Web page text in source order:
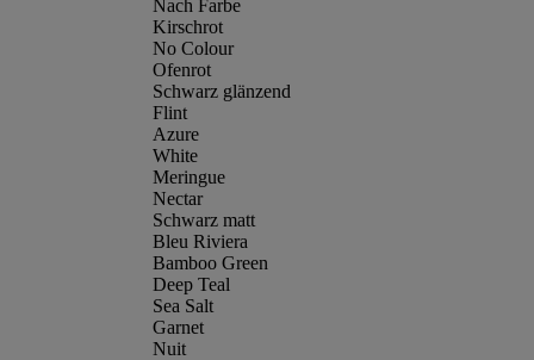
Nach Farbe
Kirschrot
No Colour
Ofenrot
Schwarz glänzend
Flint
Azure
White
Meringue
Nectar
Schwarz matt
Bleu Riviera
Bamboo Green
Deep Teal
Sea Salt
Garnet
Nuit